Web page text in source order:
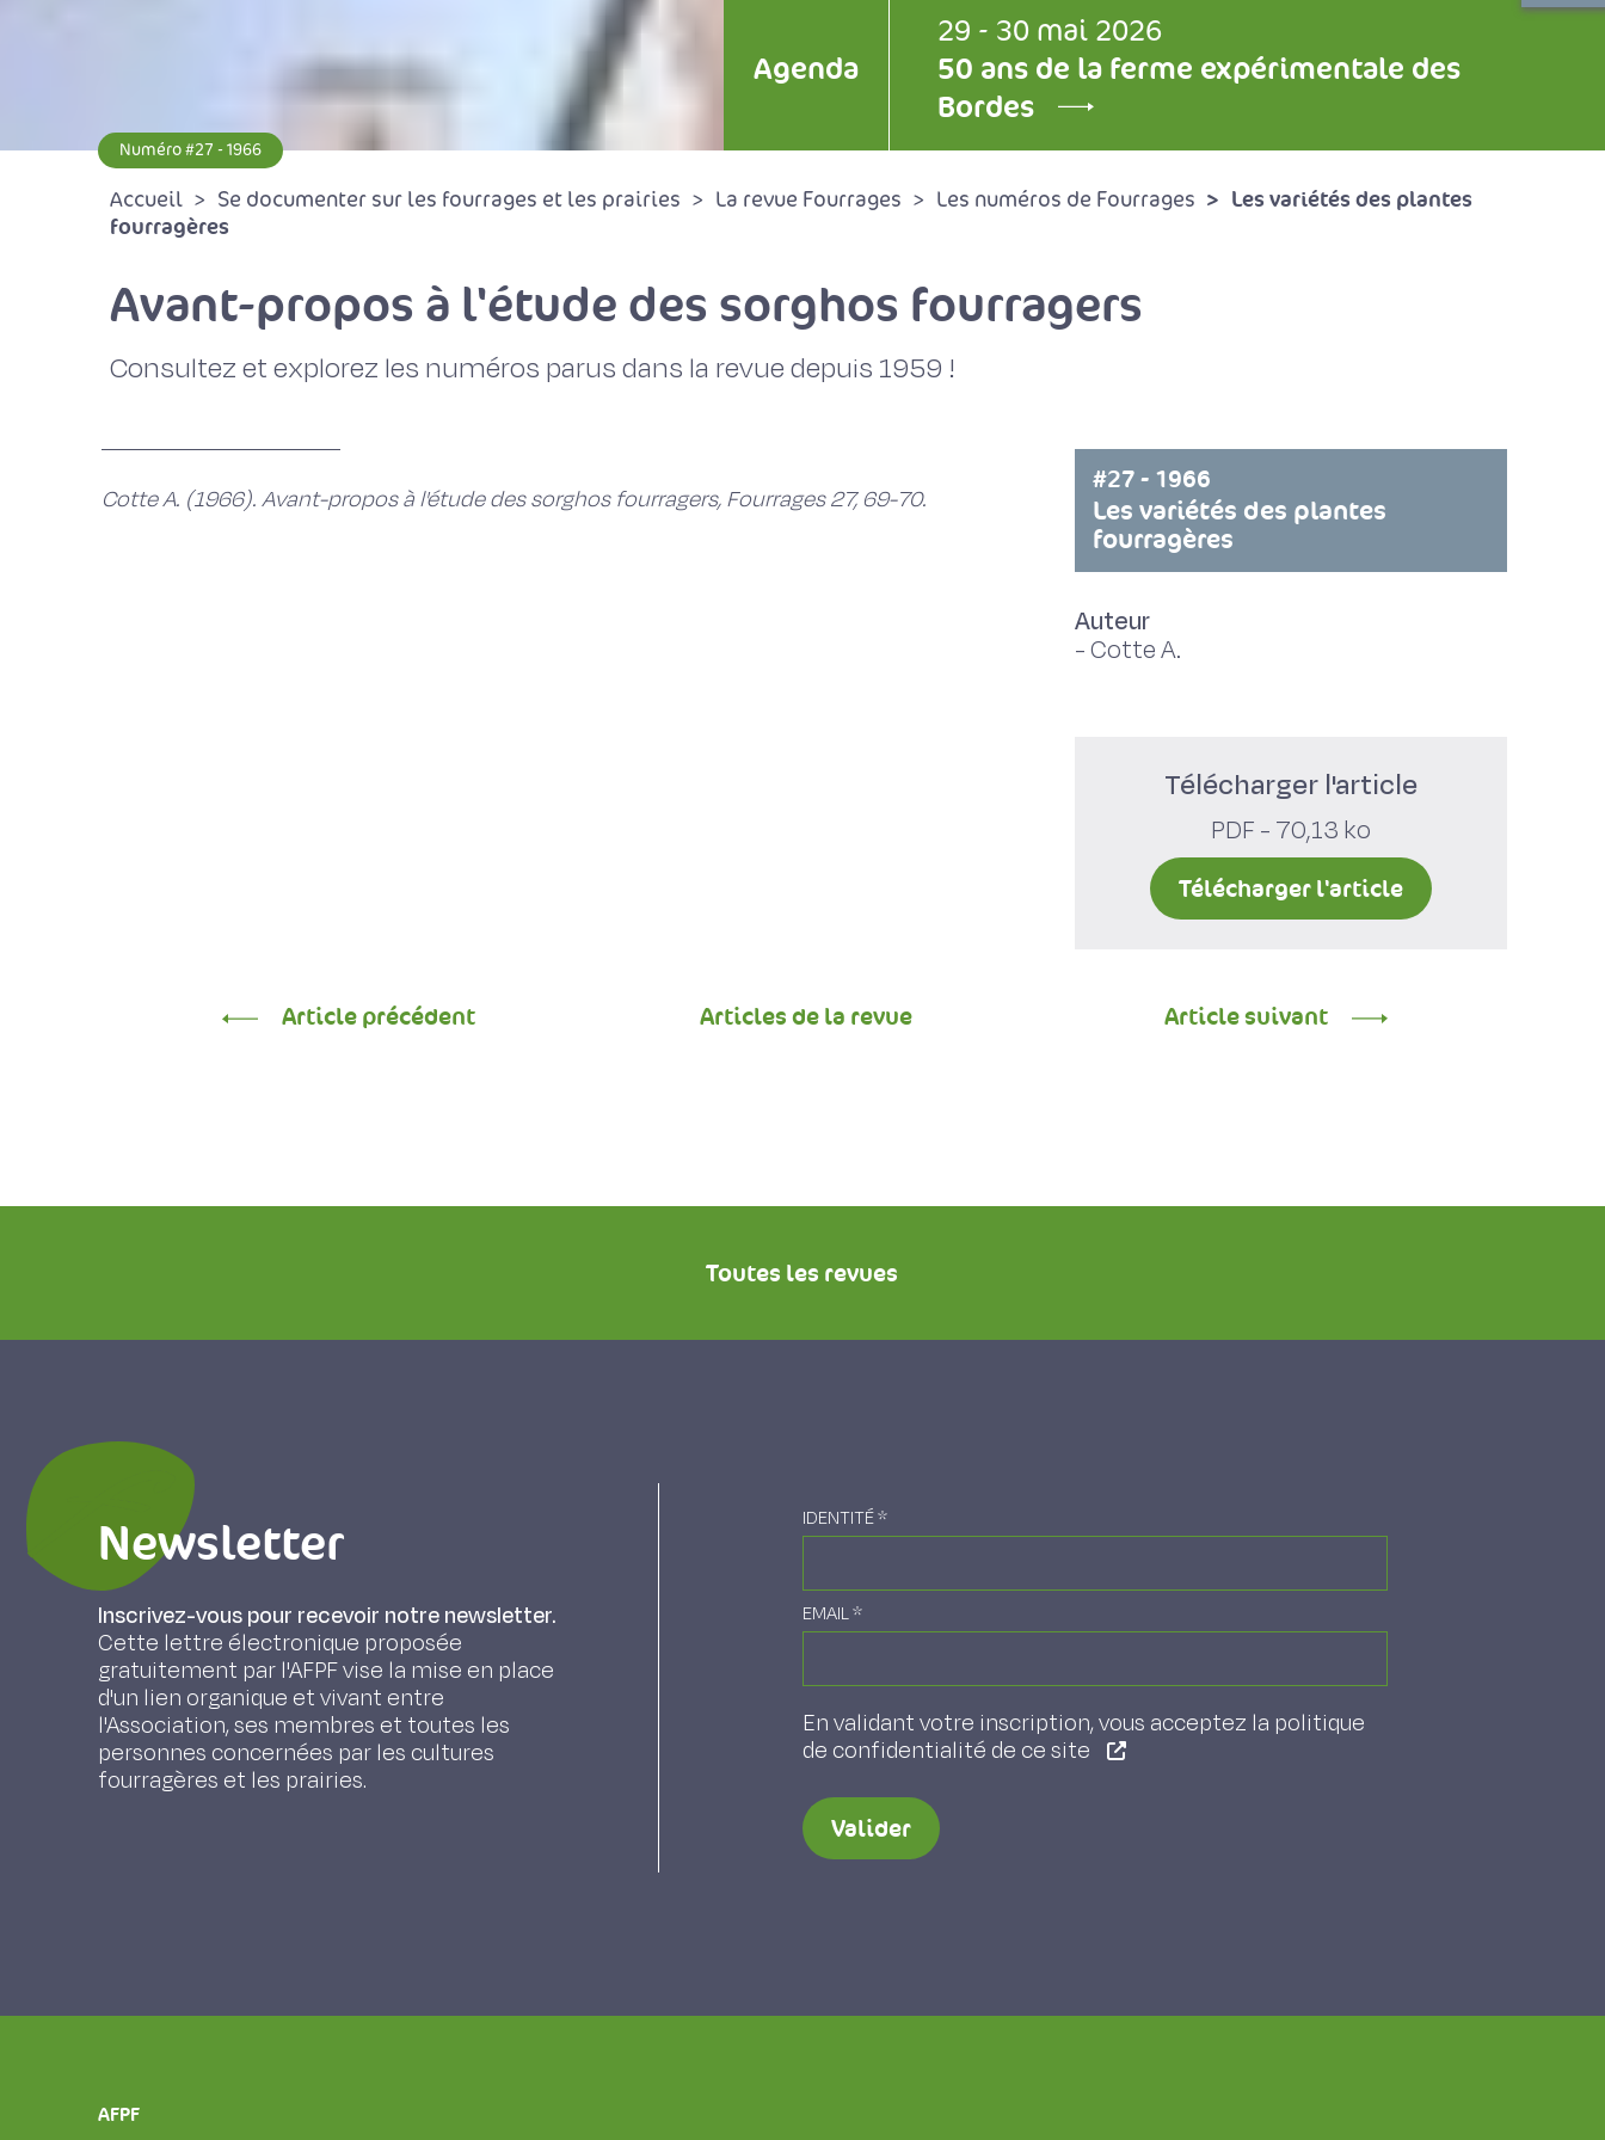
Agenda
29 - 30 mai 2026
50 ans de la ferme expérimentale des
Bordes
Numéro #27 - 1966
Accueil Se documenter sur les fourrages et les prairies La revue Fourrages Les numéros de Fourrages
Les variétés des plantes
fourragères
Avant-propos à l'étude des sorghos fourragers
Consultez et explorez les numéros parus dans la revue depuis 1959 !
Cotte A. (1966). Avant-propos à l'étude des sorghos fourragers, Fourrages 27, 69-70.
#27 - 1966
Les variétés des plantes
fourragères
Auteur
-Cotte A.
Télécharger l'article
PDF - 70,13 ko
Télécharger l'article
Article précédent Articles de la revue Article suivant
Toutes les revues
Newsletter
Inscrivez-vous pour recevoir notre newsletter.
Cette lettre électronique proposée
gratuitement par l'AFPF vise la mise en place
d'un lien organique et vivant entre
l'Association, ses membres et toutes les
personnes concernées par les cultures
fourragères et les prairies.
IDENTITÉ*
EMAIL*
En validant votre inscription, vous acceptez la politique
de confidentialité de ce site
Valider
AFPF